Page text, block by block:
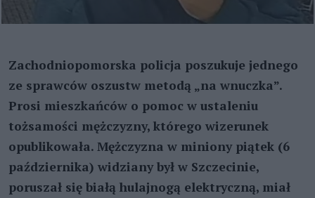
Zachodniopomorska policja poszukuje jednego
ze sprawców oszustw metodą „na wnuczka”.
Prosi mieszkańców o pomoc w ustaleniu
tożsamości mężczyzny, którego wizerunek
opublikowała. Mężczyzna w miniony piątek (6
października) widziany był w Szczecinie,
poruszał się białą hulajnogą elektryczną, miał